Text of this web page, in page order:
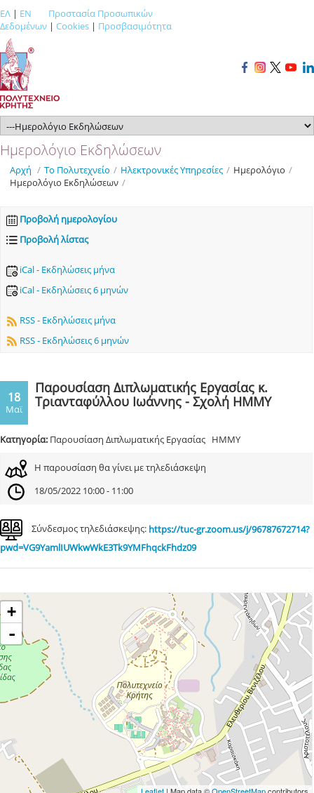
ΕΛ | EN
Προστασία Προσωπικών
Δεδομένων | Cookies | Προσβασιμότητα
Ημερολόγιο Εκδηλώσεων
Αρχή / Το Πολυτεχνείο / Ηλεκτρονικές Υπηρεσίες / Ημερολόγιο /
Ημερολόγιο Εκδηλώσεων /
Προβολή ημερολογίου
Προβολή λίστας
iCal - Εκδηλώσεις μήνα
iCal - Εκδηλώσεις 6 μηνών
RSS - Εκδηλώσεις μήνα
RSS - Εκδηλώσεις 6 μηνών
18
Μαϊ
Παρουσίαση Διπλωματικής Εργασίας κ.
Τριανταφύλλου Ιωάννης - Σχολή ΗΜΜΥ
Κατηγορία: Παρουσίαση Διπλωματικής Εργασίας ΗΜΜΥ
Η παρουσίαση θα γίνει με τηλεδιάσκεψη
18/05/2022 10:00 - 11:00
Σύνδεσμος τηλεδιάσκεψης: https://tuc-gr.zoom.us/j/96787672714?
pwd=VG9YamlIUWkwWkE3Tk9YMFhqckFhdz09
+
-